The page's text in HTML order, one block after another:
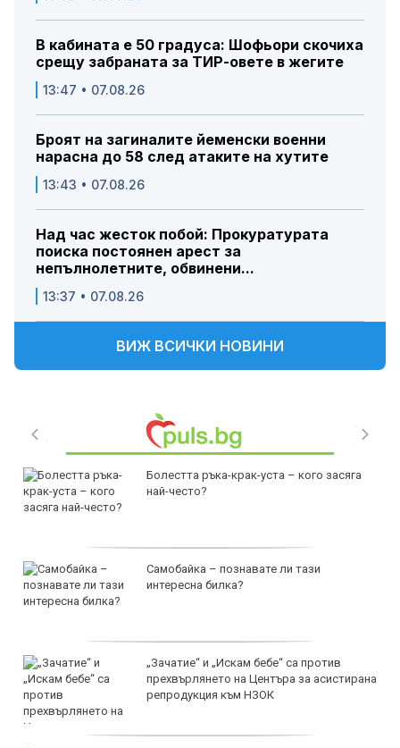
В кабината е 50 градуса: Шофьори скочиха
срещу забраната за ТИР-овете в жегите
13:47 • 07.08.26
Броят на загиналите йеменски военни
нарасна до 58 след атаките на хутите
13:43 • 07.08.26
Над час жесток побой: Прокуратурата
поиска постоянен арест за
непълнолетните, обвинени...
13:37 • 07.08.26
ВИЖ ВСИЧКИ НОВИНИ
Болестта ръка-крак-уста – кого засяга
най-често?
Самобайка – познавате ли тази
интересна билка?
„Зачатие“ и „Искам бебе“ са против
прехвърлянето на Центъра за асистирана
репродукция към НЗОК